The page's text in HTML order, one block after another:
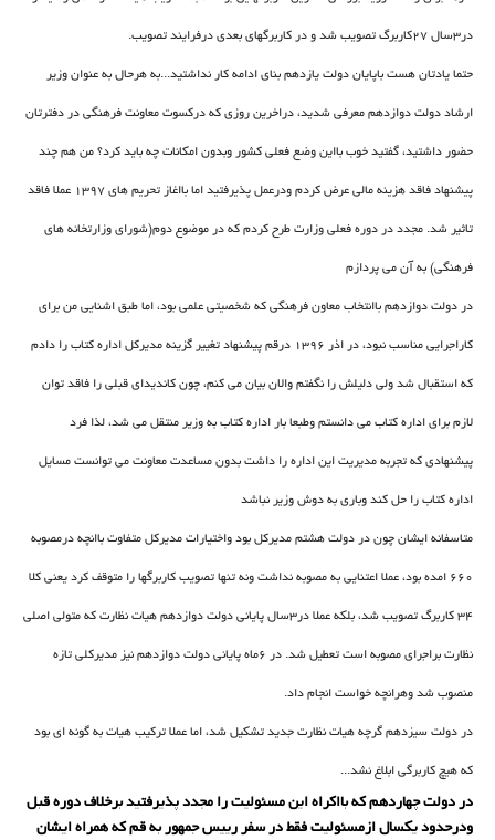
در3سال 27کاربرگ تصویب شد و در کاربرگهای بعدی درفرایند تصویب.
حتما یادتان هست باپایان دولت یازدهم بنای ادامه کار نداشتید...به هرحال به عنوان وزیر
ارشاد دولت دوازدهم معرفی شدید، دراخرین روزی که درکسوت معاونت فرهنگی در دفترتان
حضور داشتید، گفتید خوب بااین وضع فعلی کشور وبدون امکانات چه باید کرد؟ من هم چند
پیشنهاد فاقد هزینه مالی عرض کردم ودرعمل پذیرفتید اما بااغاز تحریم های 1397 عملا فاقد
تاثیر شد. مجدد در دوره فعلی وزارت طرح کردم که در موضوع دوم(شورای وزارتخانه های
فرهنگی) به آن می پردازم
در دولت دوازدهم باانتخاب معاون فرهنگی که شخصیتی علمی بود، اما طبق اشنایی من برای
کاراجرایی مناسب نبود، در اذر 1396 درقم پیشنهاد تغییر گزینه مدیرکل اداره کتاب را دادم
که استقبال شد ولی دلیلش را نگفتم والان بیان می کنم، چون کاندیدای قبلی را فاقد توان
لازم برای اداره کتاب می دانستم وطبعا بار اداره کتاب به وزیر منتقل می شد، لذا فرد
پیشنهادی که تجربه مدیریت این اداره را داشت بدون مساعدت معاونت می توانست مسایل
اداره کتاب را حل کند وباری به دوش وزیر نباشد
متاسفانه ایشان چون در دولت هشتم مدیرکل بود واختیارات مدیرکل متفاوت باانچه درمصوبه
660 امده بود، عملا اعتنایی به مصوبه نداشت ونه تنها تصویب کاربرگها را متوقف کرد یعنی کلا
34 کاربرگ تصویب شد، بلکه عملا در3سال پایانی دولت دوازدهم هیات نظارت که متولی اصلی
نظارت براجرای مصوبه است تعطیل شد. در 6ماه پایانی دولت دوازدهم نیز مدیرکلی تازه
منصوب شد وهرانچه خواست انجام داد.
در دولت سیزدهم گرچه هیات نظارت جدید تشکیل شد، اما عملا ترکیب هیات به گونه ای بود
که هیچ کاربرگی ابلاغ نشد...
در دولت چهاردهم که بااکراه این مسئولیت را مجدد پذیرفتید برخلاف دوره قبل
ودرحدود یکسال ازمسئولیت فقط در سفر رییس جمهور به قم که همراه ایشان